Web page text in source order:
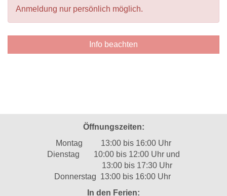
Anmeldung nur persönlich möglich.
Info beachten
Öffnungszeiten:
Montag 13:00 bis 16:00 Uhr
Dienstag 10:00 bis 12:00 Uhr und
13:00 bis 17:30 Uhr
Donnerstag 13:00 bis 16:00 Uhr
In den Ferien: